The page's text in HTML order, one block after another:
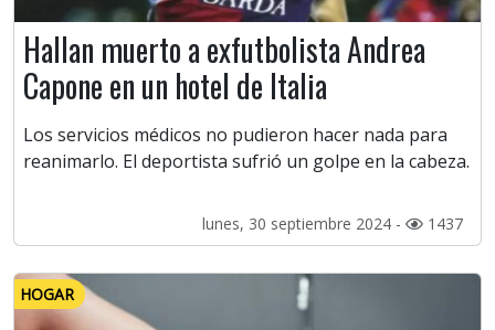
Hallan muerto a exfutbolista Andrea
Capone en un hotel de Italia
Los servicios médicos no pudieron hacer nada para
reanimarlo. El deportista sufrió un golpe en la cabeza.
lunes, 30 septiembre 2024 - 1437
HOGAR